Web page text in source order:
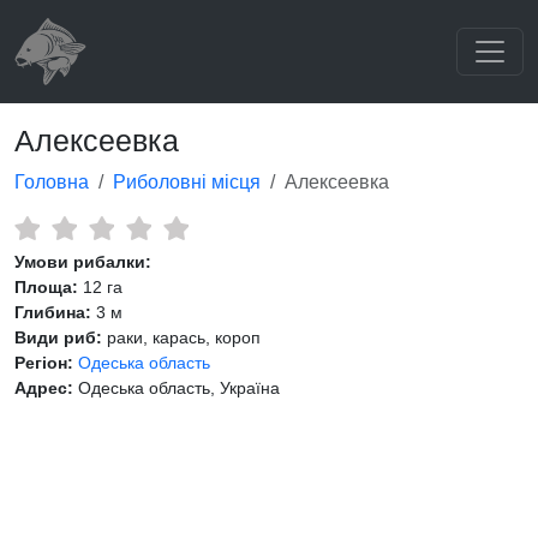
Алексеевка
Головна Риболовні місця Алексеевка
Умови рибалки:
Площа: 12 га
Глибина: 3 м
Види риб: раки, карась, короп
Регіон: Одеська область
Адрес: Одеська область, Україна